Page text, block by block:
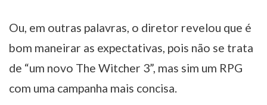
Ou, em outras palavras, o diretor revelou que é
bom maneirar as expectativas, pois não se trata
de “um novo The Witcher 3”, mas sim um RPG
com uma campanha mais concisa.